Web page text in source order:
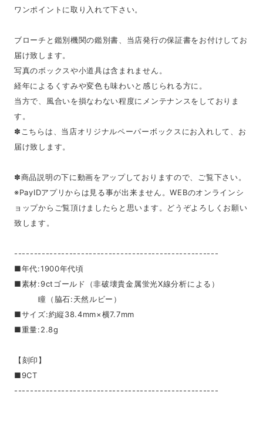
ワンポイントに取り入れて下さい。
ブローチと鑑別機関の鑑別書、当店発行の保証書をお付けしてお
届け致します。
写真のボックスや小道具は含まれません。
経年によるくすみや変色も味わいと感じられる方に。
当方で、風合いを損なわない程度にメンテナンスをしておりま
す。
✽こちらは、当店オリジナルペーパーボックスにお入れして、お
届け致します。
✽商品説明の下に動画をアップしておりますので、ご覧下さい。
※PayIDアプリからは見る事が出来ません。WEBのオンラインシ
ョップからご覧頂けましたらと思います。どうぞよろしくお願い
致します。
----------------------------------------------------
■年代:1900年代頃
■素材:9ctゴールド（非破壊貴金属蛍光X線分析による）
瞳（脇石:天然ルビー）
■サイズ:約縦38.4mm×横7.7mm
■重量:2.8g
【刻印】
■9CT
----------------------------------------------------